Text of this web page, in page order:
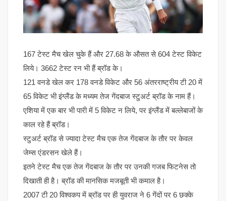
167 टेस्ट मैच खेल चुके हैं और 27.68 के औसत से 604 टेस्ट विकेट
लिये। 3662 टेस्ट रन भी हैं ब्रॉड के।
121 वनडे खेल कर 178 वनडे विकेट और 56 अंतरराष्ट्रीय टी 20 में
65 विकेट भी इंग्लैंड के मध्यम तेज गेंदबाज स्टुअर्ट ब्रॉड के नाम हैं।
एशिया में एक बार भी पारी में 5 विकेट न लिये, पर इंग्लैंड में बल्लेबाजों के
काल रहे हैं ब्रॉड।
स्टुअर्ट ब्रॉड से ज्यादा टेस्ट मैच एक तेज गेंदबाज के तौर पर केवल
जेम्स एंडरसन खेले हैं।
इतने टेस्ट मैच एक तेज गेंदबाज के तौर पर उनकी गजब फिटनेस तो
दिखाती ही है। ब्रॉड की मानसिक मजबूती भी कमाल है।
2007 टी 20 विश्वकप में ब्रॉड पर ही युवराज ने 6 गेंदों पर 6 छक्के